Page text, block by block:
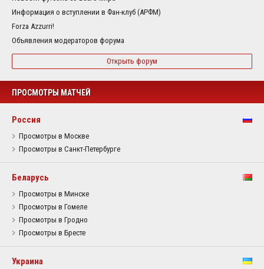
Информация о вступлении в Фан-клуб (АРФМ)
Forza Azzurri!
Объявления модераторов форума
Открыть форум
ПРОСМОТРЫ МАТЧЕЙ
Россия
Просмотры в Москве
Просмотры в Санкт-Петербурге
Беларусь
Просмотры в Минске
Просмотры в Гомеле
Просмотры в Гродно
Просмотры в Бресте
Украина